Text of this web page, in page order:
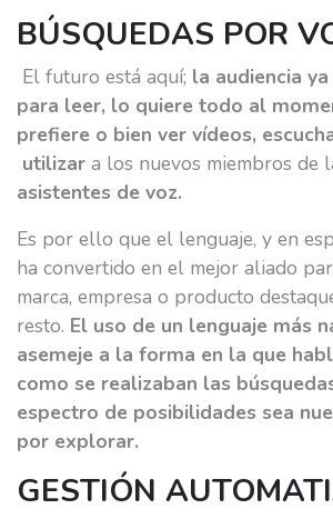
BÚSQUEDAS POR
El futuro está aquí; la audiencia
para leer, lo quiere todo al
prefiere o bien ver vídeos,
utilizar a los nuevos miembros de
asistentes de voz.
Es por ello que el lenguaje, y en
ha convertido en el mejor aliado
marca, empresa o producto
resto. El uso de un lenguaje más
asemeje a la forma en la que
como se realizaban las
espectro de posibilidades sea
por explorar.
GESTIÓN